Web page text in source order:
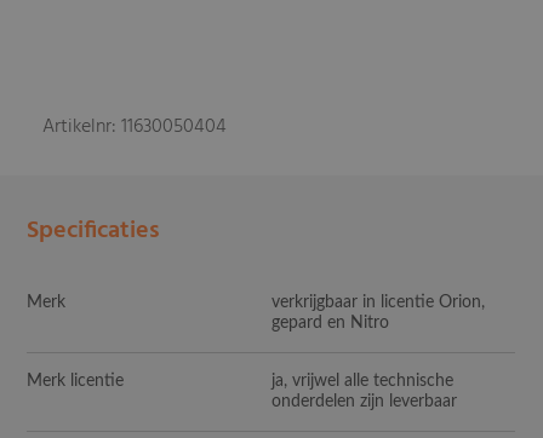
Artikelnr: 11630050404
Specificaties
Merk
verkrijgbaar in licentie Orion,
gepard en Nitro
Merk licentie
ja, vrijwel alle technische
onderdelen zijn leverbaar